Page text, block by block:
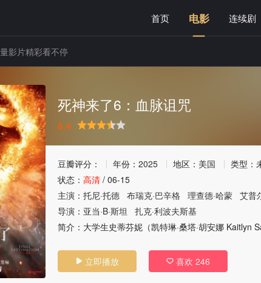
首页 电影 连续剧
死神来了6：血脉诅咒
6.4
很差较差
还行 推荐力荐
豆瓣评分： 年份： 2025 地区： 美国 类型：
状态： 高清 / 06-15
主演： 托尼·托德 布瑞克·巴辛格 理查德·哈蒙 艾普
导演： 亚当·B·斯坦
扎克·利波夫斯基
简介： 大学生史蒂芬妮（凯特琳·桑塔·胡安娜
 立即播放  喜欢 246